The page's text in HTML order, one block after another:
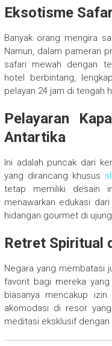
Eksotisme
Banyak orang mengira
Namun, dalam pameran
safari mewah dengan
hotel berbintang,
pelayan 24 jam di tengah
Pelayaran
Antartika
Ini adalah puncak dari
yang dirancang khusus
tetap memiliki desain
menawarkan edukasi
hidangan gourmet di
Retret Spiritual
Negara yang membatasi
favorit bagi mereka
biasanya mencakup
akomodasi di resor
meditasi eksklusif